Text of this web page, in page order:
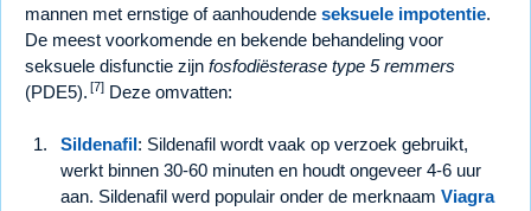
mannen met ernstige of aanhoudende seksuele impotentie.
De meest voorkomende en bekende behandeling voor
seksuele disfunctie zijn fosfodiësterase type 5 remmers
(PDE5). [7] Deze omvatten:
Sildenafil: Sildenafil wordt vaak op verzoek gebruikt,
werkt binnen 30-60 minuten en houdt ongeveer 4-6 uur
aan. Sildenafil werd populair onder de merknaam Viagra